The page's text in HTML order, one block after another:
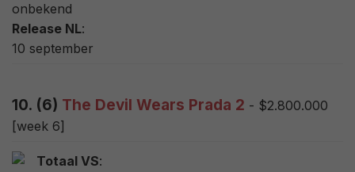
onbekend
Release NL:
10 september
10. (6) The Devil Wears Prada 2 - $2.800.000
[week 6]
Totaal VS: